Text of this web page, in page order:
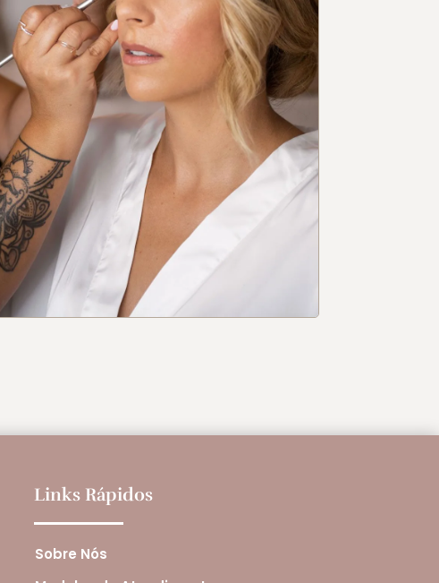
Links Rápidos
Sobre Nós